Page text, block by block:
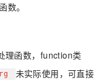
数。
理函数，function类
未实际使用，可直接